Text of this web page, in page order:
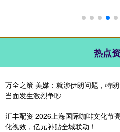
热点
万全之策 美媒：就涉伊朗问题，特
当面发生激烈争吵
汇丰配资 2026上海国际咖啡文化节
化视效，亿元补贴全城联动！